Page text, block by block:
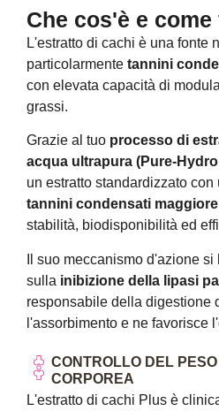
Che cos'è e
L'estratto di cachi è una fonte
particolarmente tannini
con elevata capacità di
grassi.
Grazie al tuo processo di
acqua ultrapura (Pure-
un estratto standardizzato con
tannini condensati maggiore
stabilità, biodisponibilità ed
Il suo meccanismo d'azione
sulla inibizione della lipasi
responsabile della digestione
l'assorbimento e ne favorisce
CONTROLLO DEL
CORPOREA
L'estratto di cachi Plus è